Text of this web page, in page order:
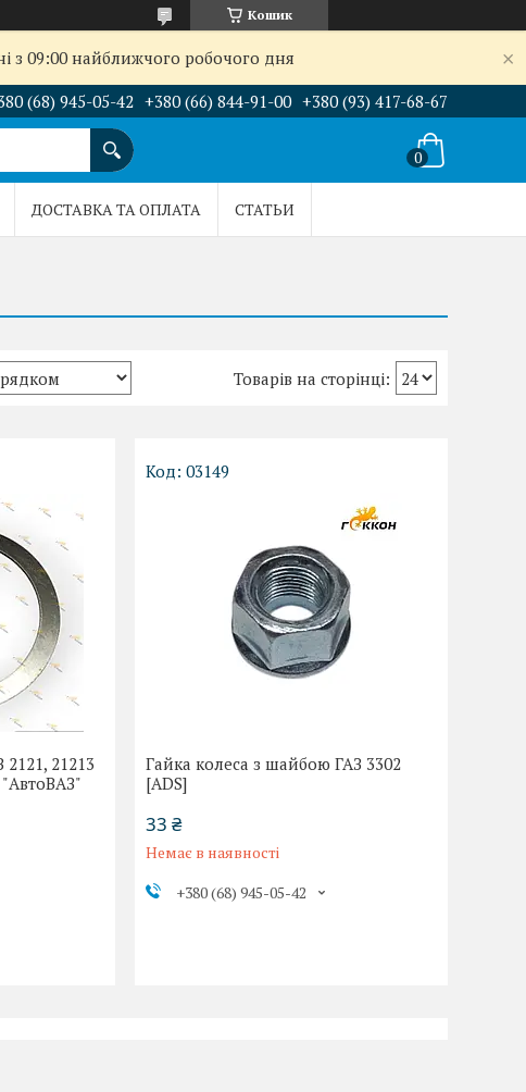
Кошик
з 09:00 найближчого робочого дня
(68) 945-05-42 +380 (66) 844-91-00 +380 (93) 417-68-67
ДОСТАВКА ТА ОПЛАТА СТАТЬИ
21213
03149
Гайка колеса з шайбою ГАЗ 3302
[ADS]
33 ₴
Немає в наявності
+380 (68) 945-05-42